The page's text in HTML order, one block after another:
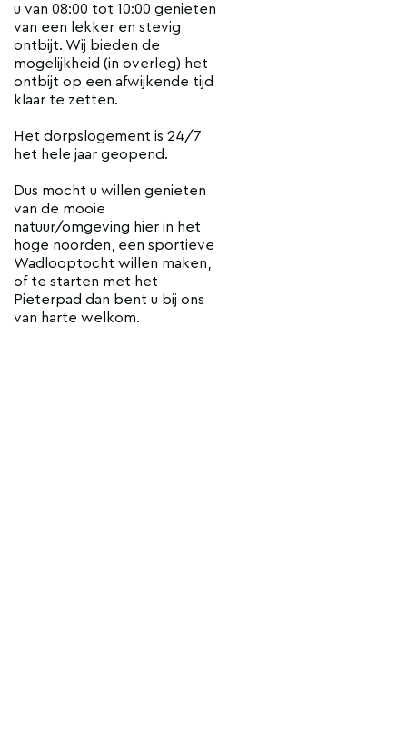
u van 08:00 tot 10:00 genieten
van een lekker en stevig
ontbijt. Wij bieden de
mogelijkheid (in overleg) het
ontbijt op een afwijkende tijd
klaar te zetten.
Het dorpslogement is 24/7
het hele jaar geopend.
Dus mocht u willen genieten
van de mooie
natuur/omgeving hier in het
hoge noorden, een sportieve
Wadlooptocht willen maken,
of te starten met het
Pieterpad dan bent u bij ons
van harte welkom.